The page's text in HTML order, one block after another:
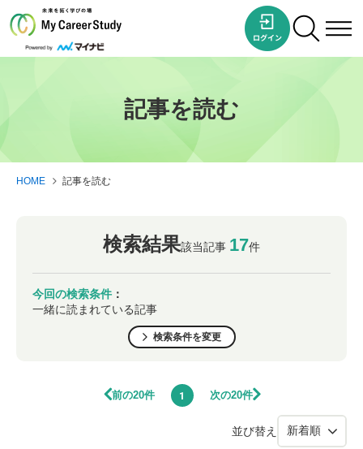
記事を読む
HOME 記事を読む
検索結果該当記事 17件
今回の検索条件 ：
一緒に読まれている記事
検索条件を変更
前の20件 1 次の20件
並び替え